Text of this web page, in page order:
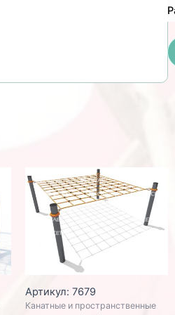
Артикул: 7679
Канатные и пространственные